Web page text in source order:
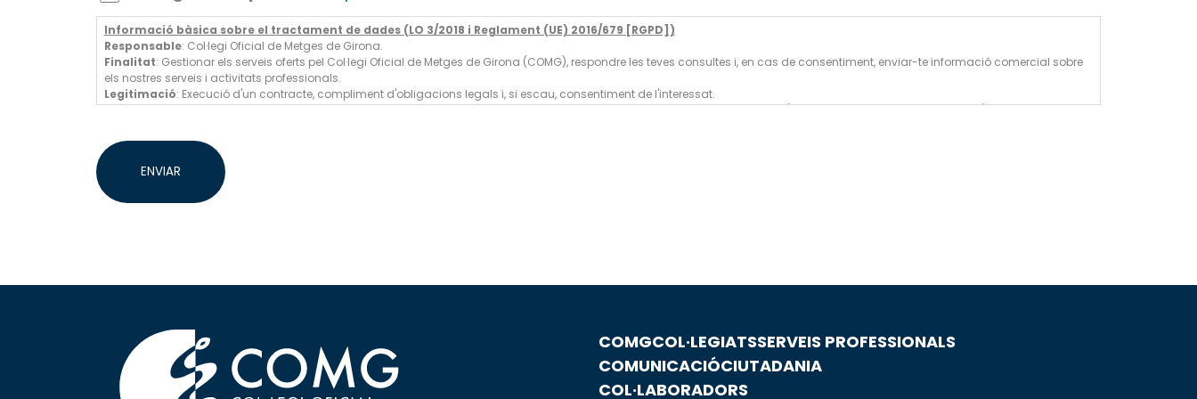
Informació bàsica sobre el tractament de dades (LO 3/2018 i Reglament (UE) 2016/679 [RGPD])
Responsable: Col·legi Oficial de Metges de Girona.
Finalitat: Gestionar els serveis oferts pel Col·legi Oficial de Metges de Girona (COMG), respondre les teves consultes i, en cas de consentiment, enviar-te informació comercial sobre
els nostres serveis i activitats professionals.
Legitimació: Execució d'un contracte, compliment d'obligacions legals i, si escau, consentiment de l'interessat.
Destinatàries: Les teves dades no se cediran a tercers, excepte per obligació legal o si és necessari per a la gestió logística (per exemple, empreses de transport).
ENVIAR
COMGCOL·LEGIATSSERVEIS PROFESSIONALS
COMUNICACIÓCIUTADANIA
COL·LABORADORS